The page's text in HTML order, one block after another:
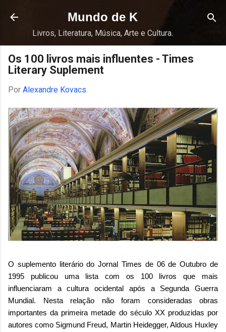
Pular para o conteúdo principal
Mundo de K
Livros, Literatura, Música, Arte e Cultura.
Os 100 livros mais influentes - Times
Literary Suplement
Por Alexandre Kovacs
O suplemento literário do Jornal Times de 06 de Outubro de
1995 publicou uma lista com os 100 livros que mais
influenciaram a cultura ocidental após a Segunda Guerra
Mundial. Nesta relação não foram consideradas obras
importantes da primeira metade do século XX produzidas por
autores como Sigmund Freud, Martin Heidegger, Aldous Huxley